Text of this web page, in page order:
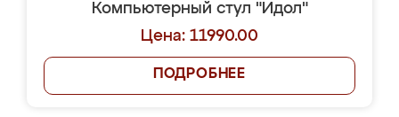
Компьютерный стул "Идол"
Цена: 11990.00
ПОДРОБНЕЕ